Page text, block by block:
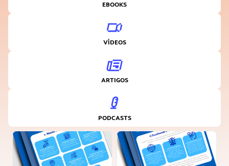
EBOOKS
VÍDEOS
ARTIGOS
PODCASTS